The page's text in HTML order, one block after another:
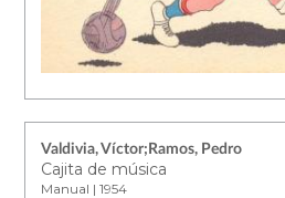
Valdivia, Víctor;Ramos, Pedro
Cajita de música
Manual | 1954